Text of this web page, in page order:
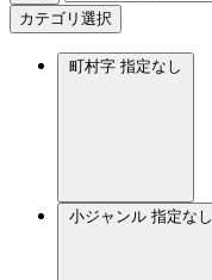
カテゴリ選択
町村字 指定なし
小ジャンル 指定なし